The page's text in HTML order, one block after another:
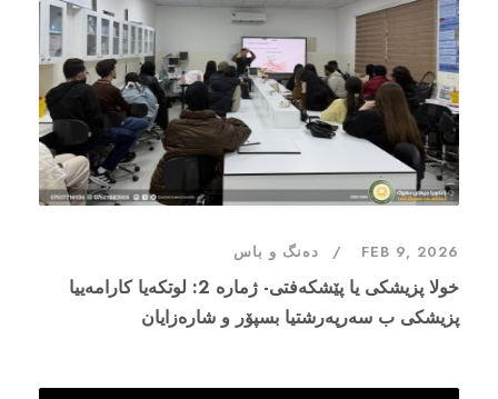
FEB 9, 2026 دەنگ و باس
خولا پزیشکی یا پێشکەفتی- ژماره 2: لوتکەیا کارامەییا
پزیشکی ب سەرپەرشتیا بسپۆر و شارەزایان